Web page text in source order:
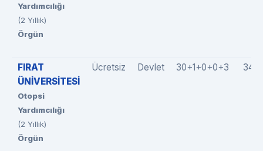
Yardımcılığı
(2 Yıllık)
Örgün
FIRAT
ÜNİVERSİTESİ
Otopsi
Yardımcılığı
(2 Yıllık)
Örgün
Ücretsiz Devlet 30+1+0+0+3